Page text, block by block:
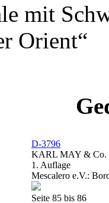
mit
Orient“
D-3796
KARL MAY & Co.
1. Auflage
Mescalero e.V.:
Seite 85 bis 86